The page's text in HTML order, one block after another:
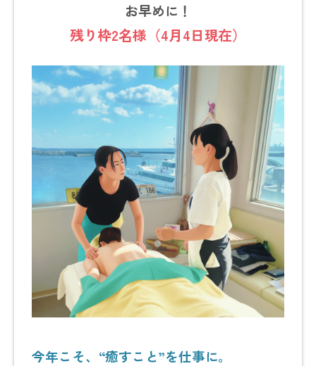
お早めに！
残り枠2名様（4月4日現在）
今年こそ、“癒すこと”を仕事に。